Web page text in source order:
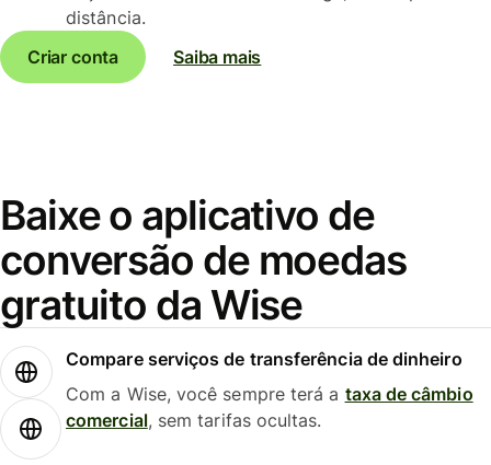
distância.
Criar conta
Saiba mais
Baixe o aplicativo de
conversão de moedas
gratuito da Wise
Compare serviços de transferência de dinheiro
Com a Wise, você sempre terá a taxa de câmbio
comercial, sem tarifas ocultas.